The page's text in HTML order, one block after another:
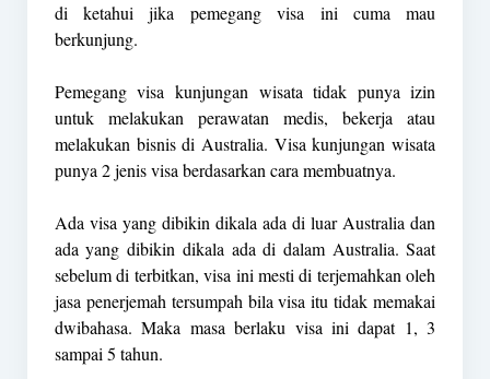
di ketahui jika pemegang visa ini cuma mau
berkunjung.
Pemegang visa kunjungan wisata tidak punya izin
untuk melakukan perawatan medis, bekerja atau
melakukan bisnis di Australia. Visa kunjungan wisata
punya 2 jenis visa berdasarkan cara membuatnya.
Ada visa yang dibikin dikala ada di luar Australia dan
ada yang dibikin dikala ada di dalam Australia. Saat
sebelum di terbitkan, visa ini mesti di terjemahkan oleh
jasa penerjemah tersumpah bila visa itu tidak memakai
dwibahasa. Maka masa berlaku visa ini dapat 1, 3
sampai 5 tahun.